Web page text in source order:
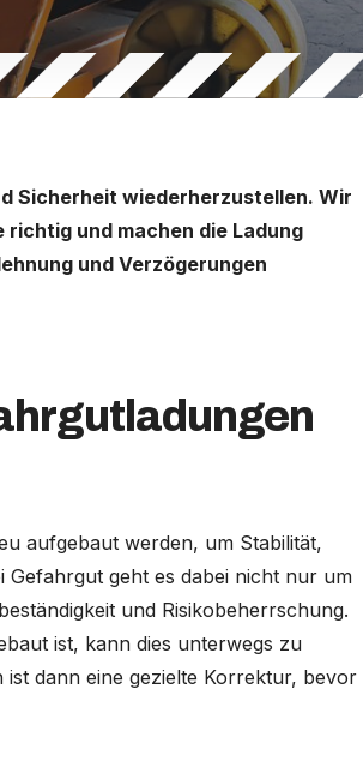
Sicherheit wiederherzustellen. Wir
und machen die Ladung
und Verzögerungen
aufgebaut werden, um Stabilität,
Gefahrgut geht es dabei nicht nur um
und Risikobeherrschung.
ist, kann dies unterwegs zu
dann eine gezielte Korrektur, bevor